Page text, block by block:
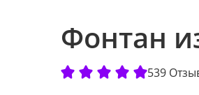
Фонтан
539